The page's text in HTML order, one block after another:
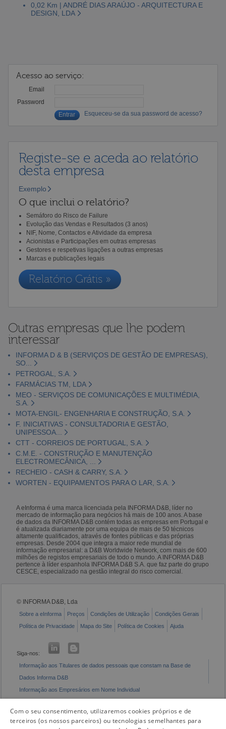
0,02 Km | ANDRÉ DIAS ARAÚJO - ARQUITECTURA E
DESIGN, LDA
Acesso ao serviço:
Email
Password
Esqueceu-se da sua password de acesso?
Registe-se e aceda ao relatório
desta empresa
Exemplo
O que inclui o relatório?
Semáforo do Risco de Failure
Evolução das Vendas e Resultados (3 anos)
NIF, Nome, Contactos e Atividade da empresa
Acionistas e Participações em outras empresas
Gestores e respetivas ligações a outras empresas
Marcas e publicações legais
Relatório Grátis »
Outras empresas que lhe podem
interessar
INFORMA D & B (SERVIÇOS DE GESTÃO DE EMPRESAS),
SO...
PETROGAL, S.A.
FARMÁCIAS TM, LDA
MEO - SERVIÇOS DE COMUNICAÇÕES E MULTIMÉDIA,
S.A.
MOTA-ENGIL- ENGENHARIA E CONSTRUÇÃO, S.A.
F. INICIATIVAS - CONSULTADORIA E GESTÃO,
UNIPESSOA...
CTT - CORREIOS DE PORTUGAL, S.A.
C.M.E. - CONSTRUÇÃO E MANUTENÇÃO
ELECTROMECÂNICA, ...
RECHEIO - CASH & CARRY, S.A.
WORTEN - EQUIPAMENTOS PARA O LAR, S.A.
A eInforma é uma marca licenciada pela INFORMA D&B, líder no
mercado de informação para negócios há mais de 100 anos. A base
de dados da INFORMA D&B contém todas as empresas em Portugal e
é atualizada diariamente por uma equipa de mais de 50 técnicos
altamente qualificados, através de fontes públicas e das próprias
empresas. Desde 2004 que integra a maior rede mundial de
informação empresarial: a D&B Worldwide Network, com mais de 600
milhões de registos empresariais de todo o mundo. A INFORMA D&B
pertence à líder espanhola INFORMA D&B S.A. que faz parte do grupo
CESCE, especializado na gestão integral do risco comercial.
© INFORMA D&B, Lda
Sobre a eInforma Preços Condições de Utilização
Condições Gerais
Política de Privacidade
Mapa do Site Política de Cookies Ajuda
Siga-nos:
Informação aos Titulares de dados pessoais que constam na Base de
Dados Informa D&B
Informação aos Empresários em Nome Individual
Com o seu consentimento, utilizaremos cookies próprios e de
terceiros (os nossos parceiros) ou tecnologias semelhantes para